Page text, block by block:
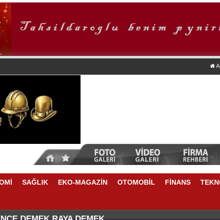
SAĞLIK EKO-MAGAZİN OTOMOBİL FİNANS
BÜYÜME İÇİN REKABETÇİLİĞİ ARTIRACAK
DURKUN'DAN YENİ DÖNEME İLİŞKİN ÖNEMLİ